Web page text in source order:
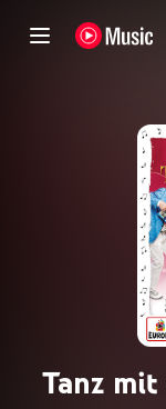
Tanz